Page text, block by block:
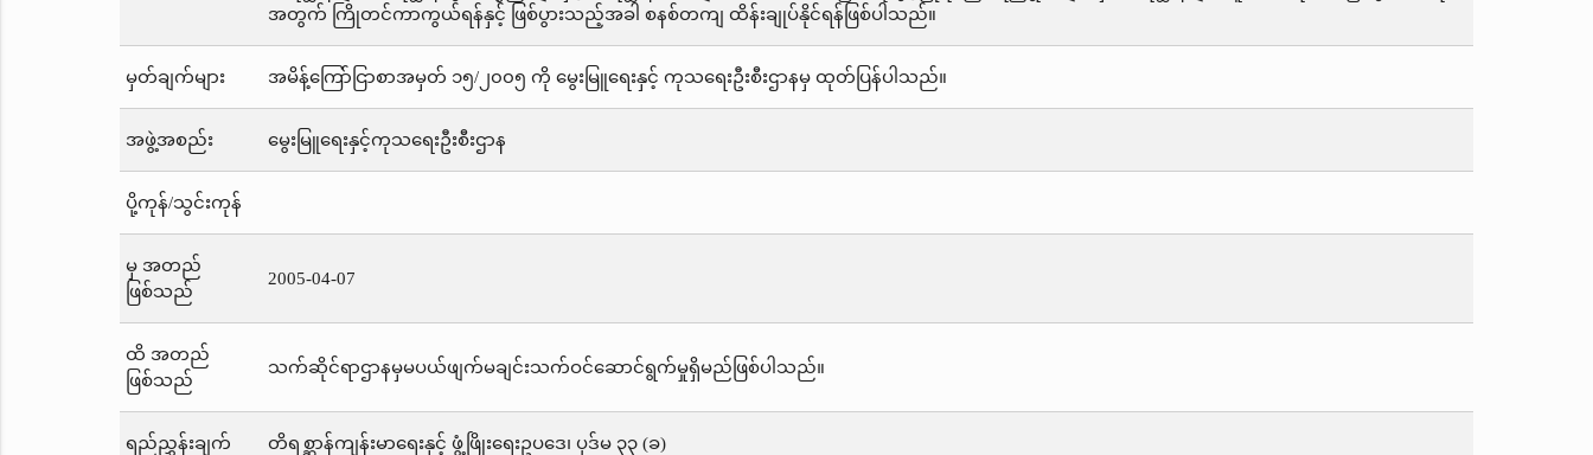
အတွက် ကြိုတင်ကာကွယ်ရန်နှင့် ဖြစ်ပွားသည့်အခါ စနစ်တကျ ထိန်းချုပ်နိုင်ရန်ဖြစ်ပါသည်။
မှတ်ချက်များ အမိန့်ကြော်ငြာစာအမှတ် ၁၅/၂၀၀၅ ကို မွေးမြူရေးနှင့် ကုသရေးဦးစီးဌာနမှ ထုတ်ပြန်ပါသည်။
အဖွဲ့အစည်း မွေးမြူရေးနှင့်ကုသရေးဦးစီးဌာန
ပို့ကုန်/သွင်းကုန်
မှ အတည်
ဖြစ်သည်
2005-04-07
ထိ အတည်
ဖြစ်သည်
သက်ဆိုင်ရာဌာနမှမပယ်ဖျက်မချင်းသက်ဝင်ဆောင်ရွက်မှုရှိမည်ဖြစ်ပါသည်။
ရည်ညွှန်းချက် တိရစ္ဆာန်ကျန်းမာရေးနှင့် ဖွံ့ဖြိုးရေးဥပဒေ၊ ပုဒ်မ ၃၃ (ခ)